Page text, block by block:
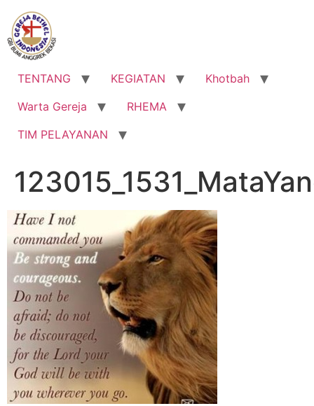
Lewati
konten
TENTANG KEGIATAN
Khotbah
Warta Gereja
RHEMA
TIM PELAYANAN